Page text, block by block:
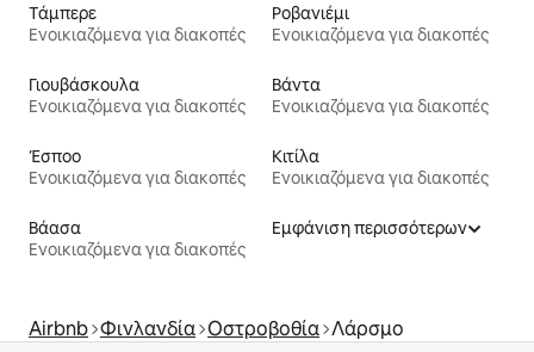
Τάμπερε
Ενοικιαζόμενα για διακοπές
Ροβανιέμι
Ενοικιαζόμενα για διακοπές
Γιουβάσκουλα
Ενοικιαζόμενα για διακοπές
Βάντα
Ενοικιαζόμενα για διακοπές
Έσποο
Ενοικιαζόμενα για διακοπές
Κιτίλα
Ενοικιαζόμενα για διακοπές
Βάασα
Ενοικιαζόμενα για διακοπές
Εμφάνιση περισσότερων
Airbnb Φινλανδία Οστροβοθία Λάρσμο